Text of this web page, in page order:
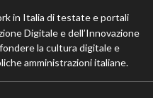
DOWNLOAD